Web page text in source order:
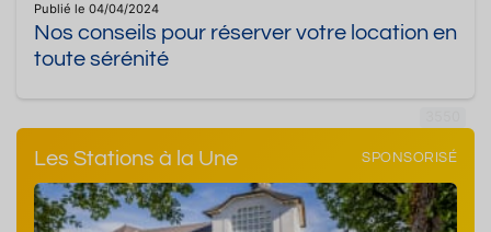
Publié le 04/04/2024
Nos conseils pour réserver votre location en
toute sérénité
Les Stations à la Une SPONSORISÉ